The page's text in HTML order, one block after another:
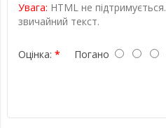
Увага: HTML не
звичайний текст.
Оцінка: Погано